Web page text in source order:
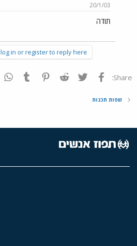
20/1/03
תודה
in or register to reply here.
Share: פייסבוק Twitter
Reddit
Pinterest
Tumblr
שפות תכנות